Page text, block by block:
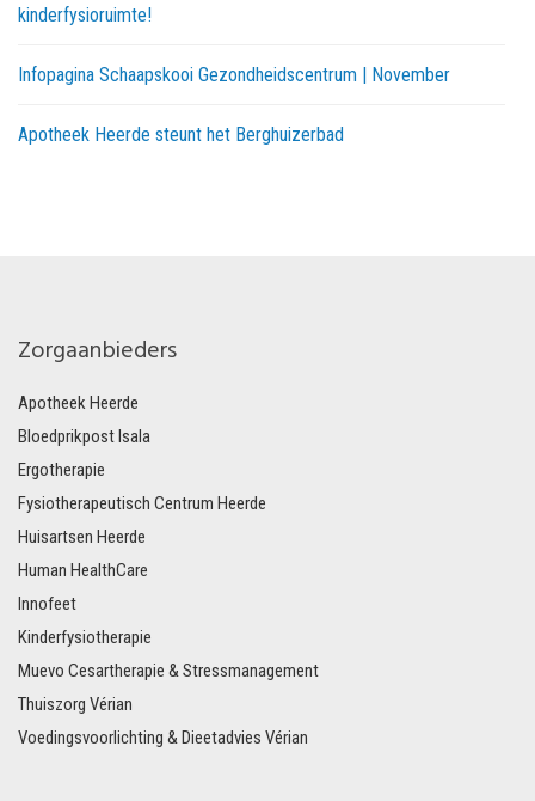
kinderfysioruimte!
Infopagina Schaapskooi Gezondheidscentrum | November
Apotheek Heerde steunt het Berghuizerbad
Zorgaanbieders
Apotheek Heerde
Bloedprikpost Isala
Ergotherapie
Fysiotherapeutisch Centrum Heerde
Huisartsen Heerde
Human HealthCare
Innofeet
Kinderfysiotherapie
Muevo Cesartherapie & Stressmanagement
Thuiszorg Vérian
Voedingsvoorlichting & Dieetadvies Vérian